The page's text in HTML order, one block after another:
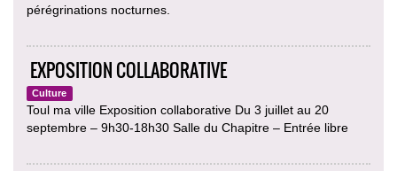
pérégrinations nocturnes.
EXPOSITION COLLABORATIVE
Culture
Toul ma ville Exposition collaborative Du 3 juillet au 20
septembre – 9h30-18h30 Salle du Chapitre – Entrée libre